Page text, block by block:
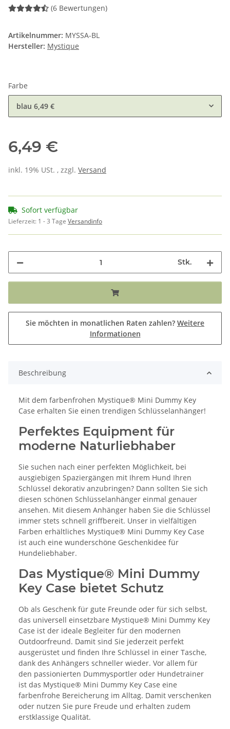
(6 Bewertungen)
Artikelnummer: MYSSA-BL
Hersteller: Mystique
Farbe
blau 6,49 €
6,49 €
inkl. 19% USt. , zzgl. Versand
Sofort verfügbar
Lieferzeit: 1 - 3 Tage Versandinfo
Stk.
Sie möchten in monatlichen Raten zahlen? Weitere
Informationen
Beschreibung
Mit dem farbenfrohen Mystique® Mini Dummy Key
Case erhalten Sie einen trendigen Schlüsselanhänger!
Perfektes Equipment für
moderne Naturliebhaber
Sie suchen nach einer perfekten Möglichkeit, bei
ausgiebigen Spaziergängen mit Ihrem Hund Ihren
Schlüssel dekorativ anzubringen? Dann sollten Sie sich
diesen schönen Schlüsselanhänger einmal genauer
ansehen. Mit diesem Anhänger haben Sie die Schlüssel
immer stets schnell griffbereit. Unser in vielfältigen
Farben erhältliches Mystique® Mini Dummy Key Case
ist auch eine wunderschöne Geschenkidee für
Hundeliebhaber.
Das Mystique® Mini Dummy
Key Case bietet Schutz
Ob als Geschenk für gute Freunde oder für sich selbst,
das universell einsetzbare Mystique® Mini Dummy Key
Case ist der ideale Begleiter für den modernen
Outdoorfreund. Damit sind Sie jederzeit perfekt
ausgerüstet und finden Ihre Schlüssel in einer Tasche,
dank des Anhängers schneller wieder. Vor allem für
den passionierten Dummysportler oder Hundetrainer
ist das Mystique® Mini Dummy Key Case eine
farbenfrohe Bereicherung im Alltag. Damit verschenken
oder nutzen Sie pure Freude und erhalten zudem
erstklassige Qualität.